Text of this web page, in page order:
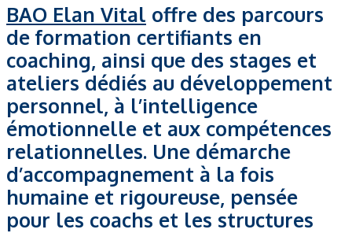
BAO Elan Vital offre des parcours
de formation certifiants en
coaching, ainsi que des stages et
ateliers dédiés au développement
personnel, à l’intelligence
émotionnelle et aux compétences
relationnelles. Une démarche
d’accompagnement à la fois
humaine et rigoureuse, pensée
pour les coachs et les structures